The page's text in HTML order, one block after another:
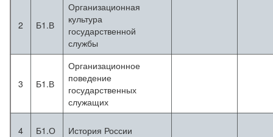
2 Б1.В
Организационная
культура
государственной
службы
3 Б1.В
Организационное
поведение
государственных
служащих
4 Б1.О История России